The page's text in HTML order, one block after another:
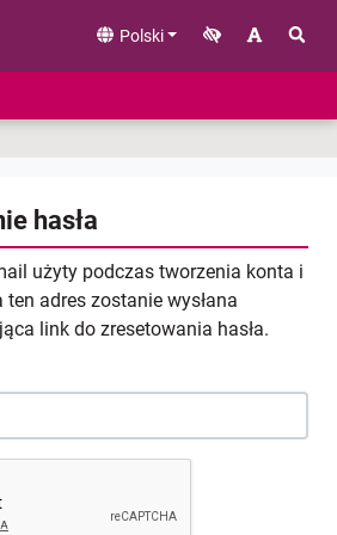
Polski
hasła
użyty podczas tworzenia konta i
ten adres zostanie wysłana
link do zresetowania hasła.